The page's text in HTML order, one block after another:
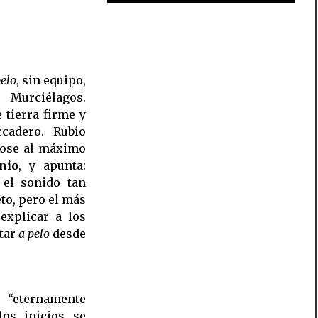
, sin equipo,
tierra firme y
Rubio
al máximo
, y apunta:
el sonido tan
pero el más
a los
a pelo desde